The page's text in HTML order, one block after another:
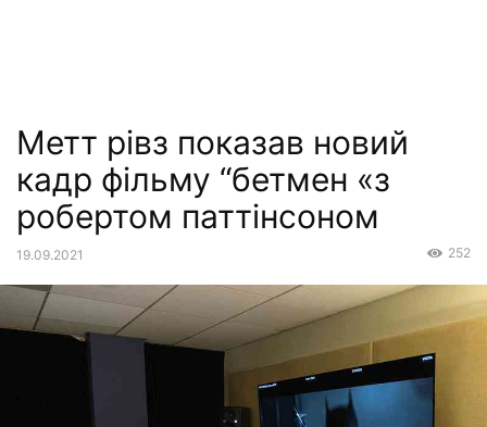
Метт рівз показав новий
кадр фільму “бетмен «з
робертом паттінсоном
19.09.2021 252